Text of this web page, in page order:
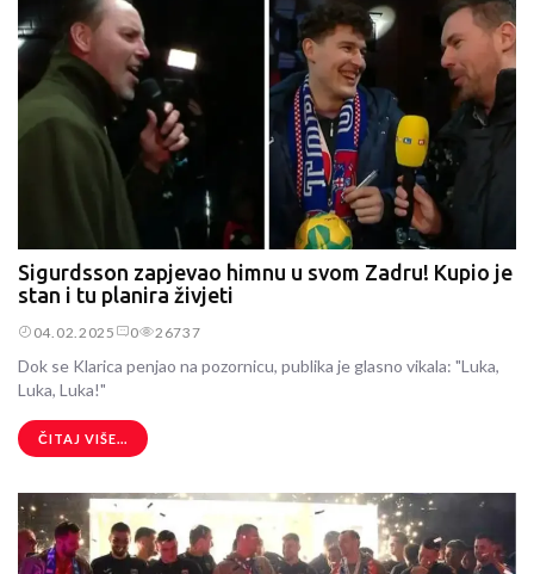
Sigurdsson zapjevao himnu u svom Zadru! Kupio je
stan i tu planira živjeti
04.02.2025 0 26737
Dok se Klarica penjao na pozornicu, publika je glasno vikala: "Luka,
Luka, Luka!"
ČITAJ VIŠE...